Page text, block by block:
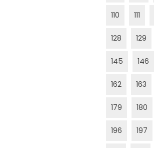
110 111
128 129
145 146
162 163
179 180
196 197